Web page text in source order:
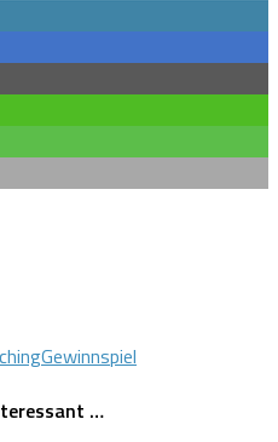
Gewinnspiel
…